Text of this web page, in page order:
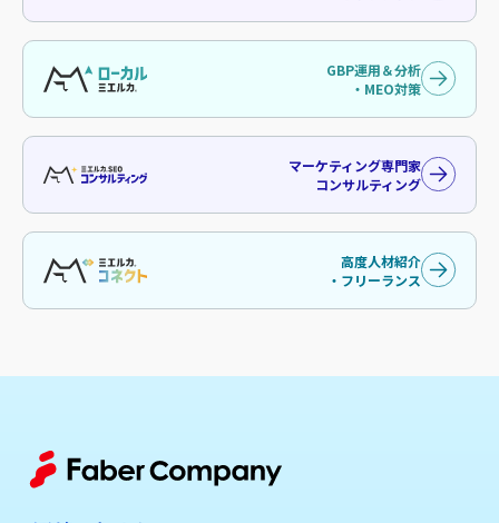
GBP運用＆分析
・MEO対策
マーケティング専門家
コンサルティング
高度人材紹介
・フリーランス